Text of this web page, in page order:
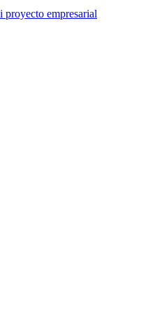
proyecto empresarial